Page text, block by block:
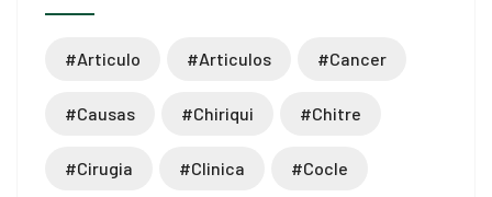
#articulo #articulos #cancer
#causas #chiriqui #chitre
#cirugia #clinica #cocle